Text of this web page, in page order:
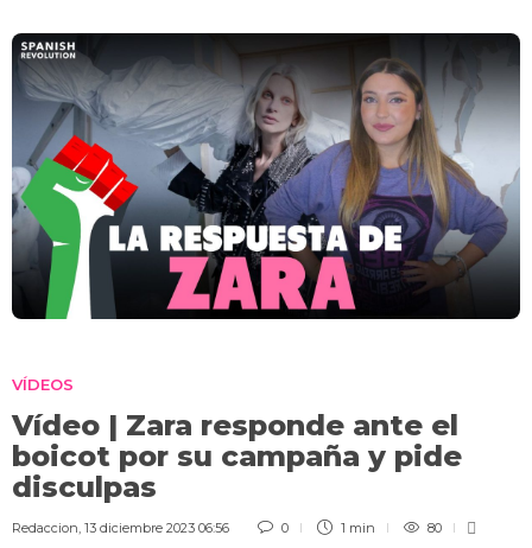
VÍDEOS
Vídeo | Zara responde ante el
boicot por su campaña y pide
disculpas
Redaccion 13 diciembre 2023 06:56 0 1 min 80